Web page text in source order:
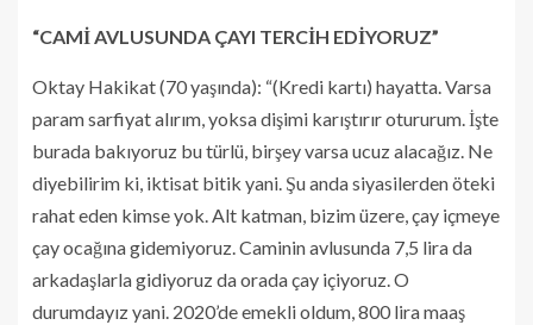
“CAMİ AVLUSUNDA ÇAYI TERCİH EDİYORUZ”
Oktay Hakikat (70 yaşında): “(Kredi kartı) hayatta. Varsa
param sarfiyat alırım, yoksa dişimi karıştırır otururum. İşte
burada bakıyoruz bu türlü, birşey varsa ucuz alacağız. Ne
diyebilirim ki, iktisat bitik yani. Şu anda siyasilerden öteki
rahat eden kimse yok. Alt katman, bizim üzere, çay içmeye
çay ocağına gidemiyoruz. Caminin avlusunda 7,5 lira da
arkadaşlarla gidiyoruz da orada çay içiyoruz. O
durumdayız yani. 2020’de emekli oldum, 800 lira maaş